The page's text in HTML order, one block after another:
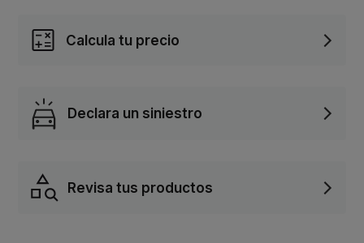
Calcula tu precio
Declara un siniestro
Revisa tus productos